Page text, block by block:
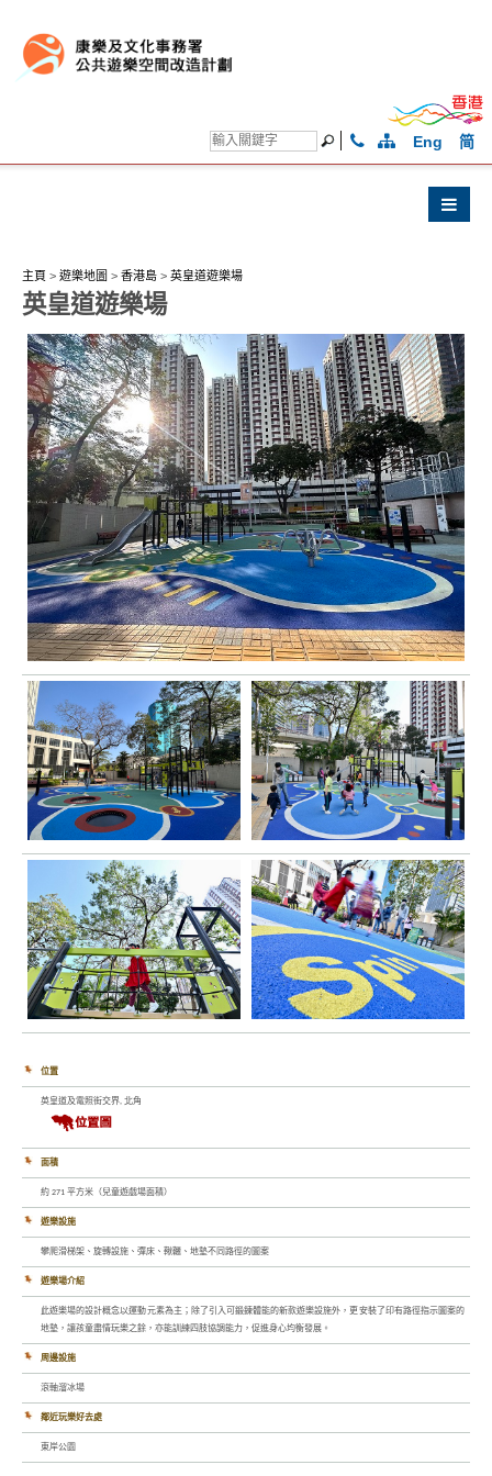
Eng 简
主頁 > 遊樂地圖 > 香港島 > 英皇道遊樂場
英皇道遊樂場
位置
英皇道及電照街交界, 北角
面積
約 271 平方米（兒童遊戲場面積）
遊樂設施
攀爬滑梯架、旋轉設施、彈床、鞦韆、地墊不同路徑的圖案
遊樂場介紹
此遊樂場的設計概念以運動元素為主；除了引入可鍛鍊體能的新款遊樂設施外，更安裝了印有路徑指示圖案的
地墊，讓孩童盡情玩樂之餘，亦能訓練四肢協調能力，促進身心均衡發展。
周邊設施
滾軸溜冰場
鄰近玩樂好去處
東岸公園